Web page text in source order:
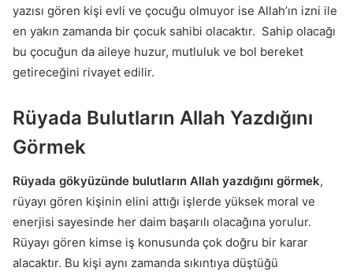
yazısı gören kişi evli ve çocuğu olmuyor ise Allah’ın izni ile
en yakın zamanda bir çocuk sahibi olacaktır. Sahip olacağı
bu çocuğun da aileye huzur, mutluluk ve bol bereket
getireceğini rivayet edilir.
Rüyada Bulutların Allah Yazdığını
Görmek
Rüyada gökyüzünde bulutların Allah yazdığını görmek,
rüyayı gören kişinin elini attığı işlerde yüksek moral ve
enerjisi sayesinde her daim başarılı olacağına yorulur.
Rüyayı gören kimse iş konusunda çok doğru bir karar
alacaktır. Bu kişi aynı zamanda sıkıntıya düştüğü